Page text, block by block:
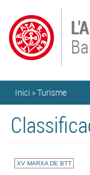
Esteu aquí
Inici »Turisme
XV MARXA DE BTT